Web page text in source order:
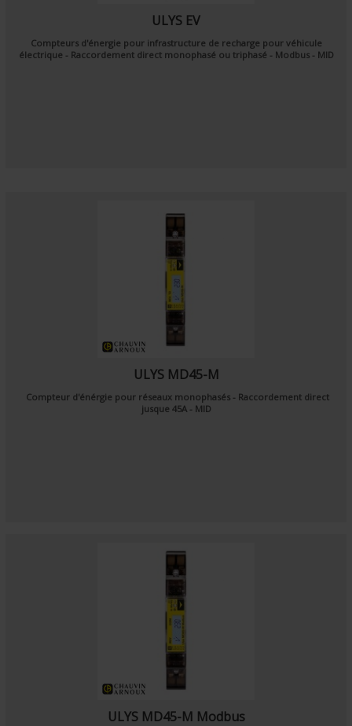
ULYS EV
Compteurs d'énergie pour infrastructure de recharge pour véhicule
électrique - Raccordement direct monophasé ou triphasé - Modbus - MID
ULYS MD45-M
Compteur d'énérgie pour réseaux monophasés - Raccordement direct
jusque 45A - MID
ULYS MD45-M Modbus